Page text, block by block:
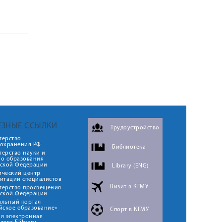
ССЫЛКИ
РФ
науки и
образования
Федерации
центр
специалистов
просвещения
Федерации
портал
образование»
электронная
Трудоустройство
Библиотека
Library (ENG)
Визит в КГМУ
Спорт в КГМУ